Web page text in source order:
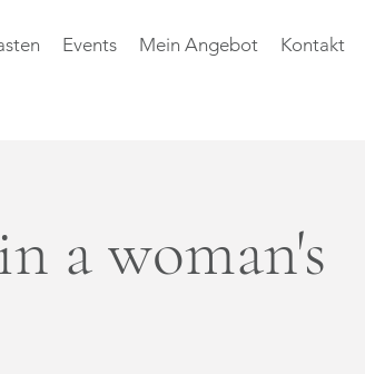
Events Mein Angebot Kontakt
a woman's